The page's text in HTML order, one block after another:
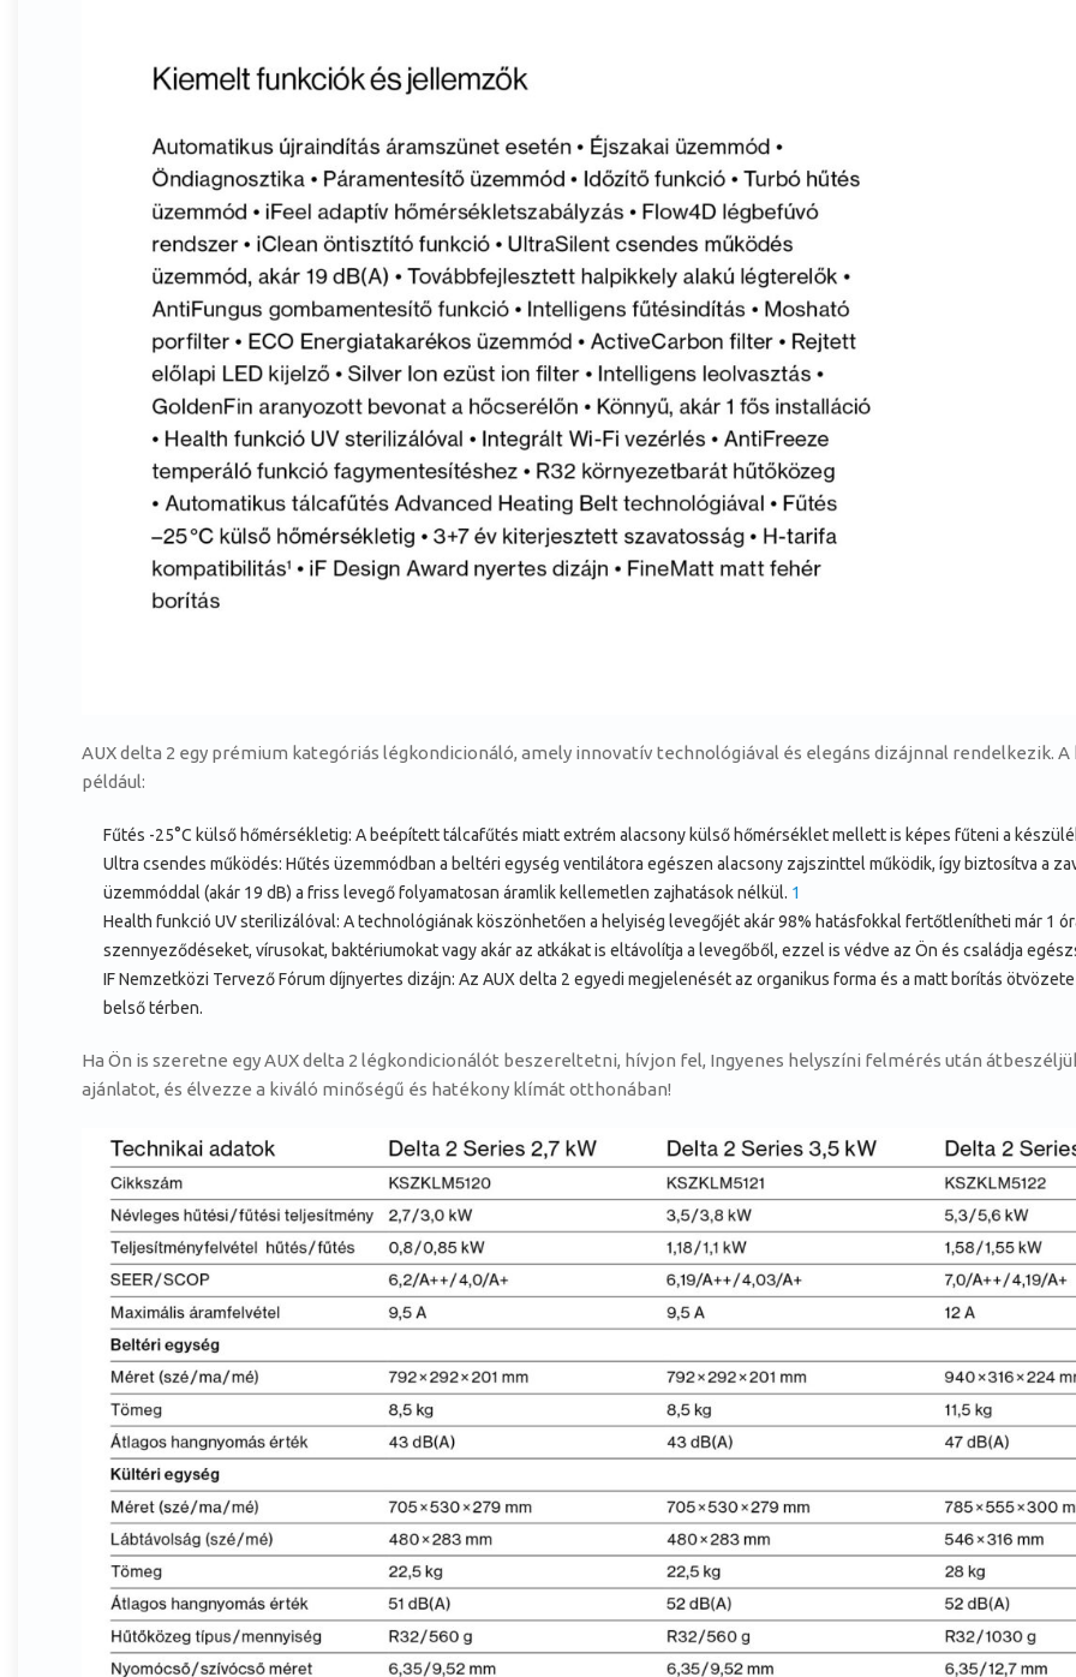
AUX delta 2 egy prémium kategóriás légkondicionáló, amely innovatív technológiával és elegáns dizájnnal rendelkezik.
például:
Fűtés -25°C külső hőmérsékletig: A beépített tálcafűtés miatt extrém alacsony külső hőmérséklet mellett is képes fűteni a
Ultra csendes működés: Hűtés üzemmódban a beltéri egység ventilátora egészen alacsony zajszinttel működik, így biztosítva a
üzemmóddal (akár 19 dB) a friss levegő folyamatosan áramlik kellemetlen zajhatások nélkül. 1
Health funkció UV sterilizálóval: A technológiának köszönhetően a helyiség levegőjét akár 98% hatásfokkal fertőtlenítheti már 1
szennyeződéseket, vírusokat, baktériumokat vagy akár az atkákat is eltávolítja a levegőből, ezzel is védve az Ön és családja
IF Nemzetközi Tervező Fórum díjnyertes dizájn: Az AUX delta 2 egyedi megjelenését az organikus forma és a matt borítás
belső térben.
Ha Ön is szeretne egy AUX delta 2 légkondicionálót beszereltetni, hívjon fel, Ingyenes helyszíni felmérés után
ajánlatot, és élvezze a kiváló minőségű és hatékony klímát otthonában!